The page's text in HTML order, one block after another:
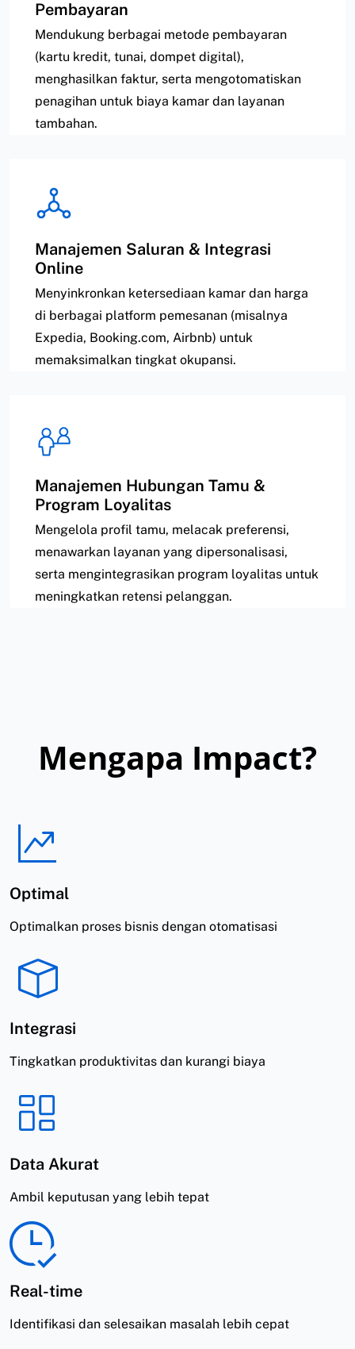
Pembayaran
Mendukung berbagai metode pembayaran
(kartu kredit, tunai, dompet digital),
menghasilkan faktur, serta mengotomatiskan
penagihan untuk biaya kamar dan layanan
tambahan.
Manajemen Saluran & Integrasi
Online
Menyinkronkan ketersediaan kamar dan harga
di berbagai platform pemesanan (misalnya
Expedia, Booking.com, Airbnb) untuk
memaksimalkan tingkat okupansi.
Manajemen Hubungan Tamu &
Program Loyalitas
Mengelola profil tamu, melacak preferensi,
menawarkan layanan yang dipersonalisasi,
serta mengintegrasikan program loyalitas untuk
meningkatkan retensi pelanggan.
Mengapa Impact?
Optimal
Optimalkan proses bisnis dengan otomatisasi
Integrasi
Tingkatkan produktivitas dan kurangi biaya
Data Akurat
Ambil keputusan yang lebih tepat
Real-time
Identifikasi dan selesaikan masalah lebih cepat